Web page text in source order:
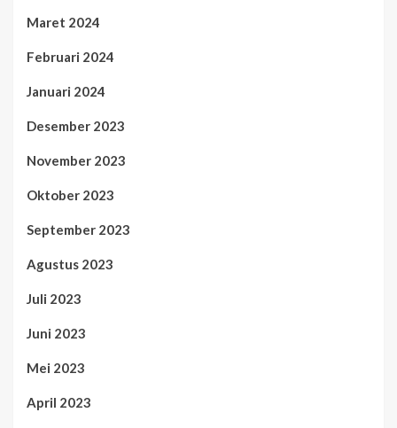
Maret 2024
Februari 2024
Januari 2024
Desember 2023
November 2023
Oktober 2023
September 2023
Agustus 2023
Juli 2023
Juni 2023
Mei 2023
April 2023